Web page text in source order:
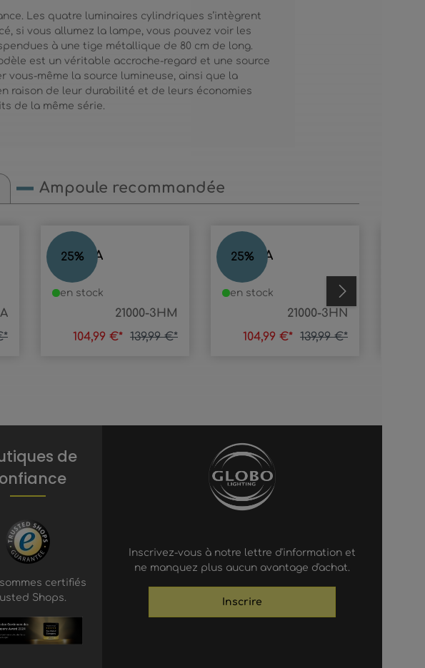
Les quatre luminaires cylindriques s’intègrent
si vous allumez la lampe, vous pouvez voir les
à une tige métallique de 80 cm de long.
est un véritable accroche-regard et une source
vous-même la source lumineuse, ainsi que la
raison de leur durabilité et de leurs économies
de la même série.
Ampoule recommandée
25%
ANNIKA
21000-3HM
en stock
104,99 €* 139,99 €*
25%
ANNIKA
21000-3HN
en stock
104,99 €* 139,99 €*
de
certifiés
Shops.
Inscrivez-vous à notre lettre d'information et
ne manquez plus aucun avantage d'achat.
Inscrire